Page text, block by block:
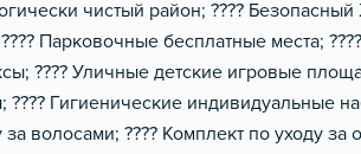
Чистящие средства
Звукоизоляция
чистый район; ????
Парковочные бесплатные места;
???? Уличные детские игровые
???? Гигиенические индивидуальные
волосами; ???? Комплект по уходу